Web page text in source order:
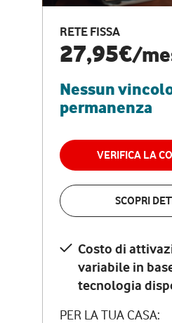
RETE FISSA
27,95€/
Nessun
permanenza
VERIFICA LA
SCOPRI
Costo di
variabile in
tecnologia
PER LA TUA CASA:
CASA PRO
RETE FISSA
29,95€
Costo di
variabile
PER LA TUA